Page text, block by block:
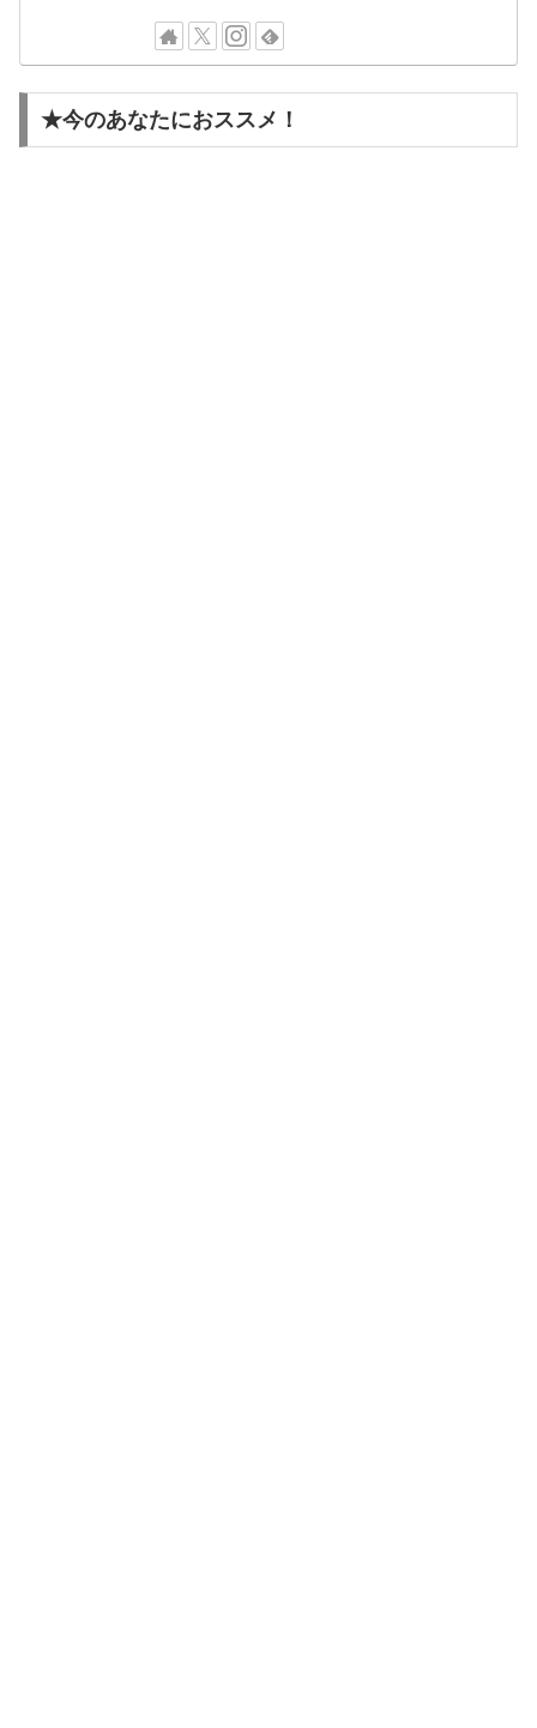
★今のあなたにおススメ！